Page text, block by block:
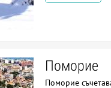
Поморие
Поморие